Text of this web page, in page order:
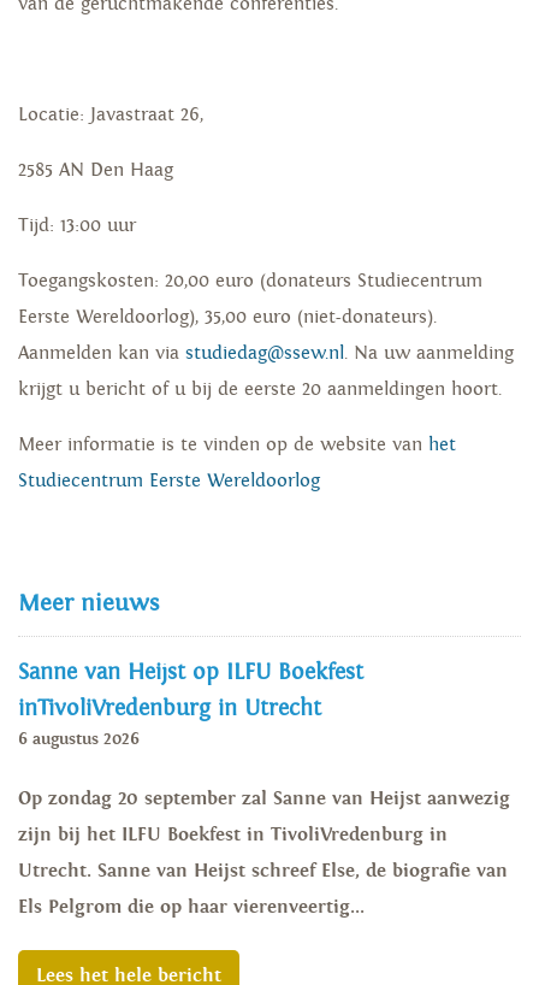
Locatie: Javastraat 26,
2585 AN Den Haag
Tijd: 13:00 uur
Toegangskosten: 20,00 euro (donateurs Studiecentrum
Eerste Wereldoorlog), 35,00 euro (niet-donateurs).
Aanmelden kan via studiedag@ssew.nl. Na uw aanmelding
krijgt u bericht of u bij de eerste 20 aanmeldingen hoort.
Meer informatie is te vinden op de website van het
Studiecentrum Eerste Wereldoorlog
Meer nieuws
Sanne van Heijst op ILFU Boekfest
inTivoliVredenburg in Utrecht
6 augustus 2026
Op zondag 20 september zal Sanne van Heijst aanwezig
zijn bij het ILFU Boekfest in TivoliVredenburg in
Utrecht. Sanne van Heijst schreef Else, de biografie van
Els Pelgrom die op haar vierenveertig...
Lees het hele bericht